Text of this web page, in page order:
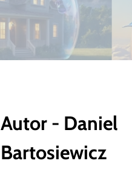
Autor - Daniel
Bartosiewicz